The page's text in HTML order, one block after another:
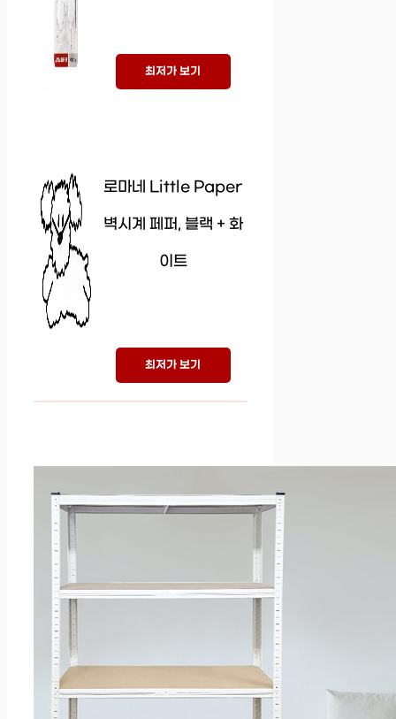
최저가 보기
로마네 Little Paper
벽시계 페퍼, 블랙 + 화
이트
최저가 보기